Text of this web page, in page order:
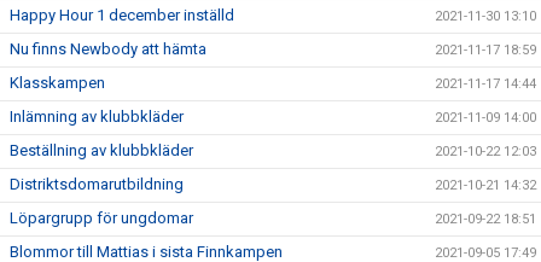
Happy Hour 1 december inställd 2021-11-30 13:10
Nu finns Newbody att hämta 2021-11-17 18:59
Klasskampen 2021-11-17 14:44
Inlämning av klubbkläder 2021-11-09 14:00
Beställning av klubbkläder 2021-10-22 12:03
Distriktsdomarutbildning 2021-10-21 14:32
Löpargrupp för ungdomar 2021-09-22 18:51
Blommor till Mattias i sista Finnkampen 2021-09-05 17:49